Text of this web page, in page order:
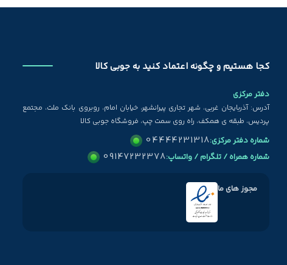
کجا هستیم و چگونه اعتماد کنید به جوبی کالا
دفتر مرکزی
آدرس: آذربایجان غربی، شهر تجاری پیرانشهر، خیابان امام، روبروی بانک ملت، مجتمع
پردیس، طبقه ی همکف، راه روی سمت چپ، فروشگاه جوبی کالا
شماره دفتر مرکزی:04444231318
شماره همراه / تلگرام / واتساپ:09147232378
مجوز های ما